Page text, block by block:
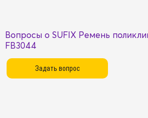
Вопросы о SUFIX Ремень
FB3044